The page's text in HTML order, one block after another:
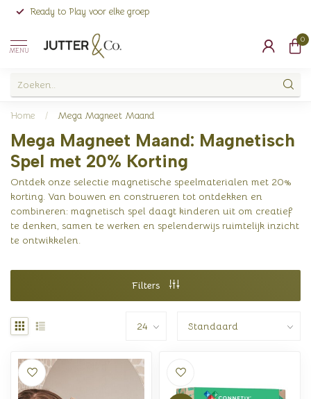
Ready to Play voor elke groep
MENU
0
Home / Mega Magneet Maand
Mega Magneet Maand: Magnetisch
Spel met 20% Korting
Ontdek onze selectie magnetische speelmaterialen met 20%
korting. Van bouwen en construeren tot ontdekken en
combineren: magnetisch spel daagt kinderen uit om creatief
te denken, samen te werken en spelenderwijs ruimtelijk inzicht
te ontwikkelen.
Filters